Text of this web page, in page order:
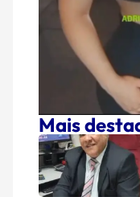
Mais